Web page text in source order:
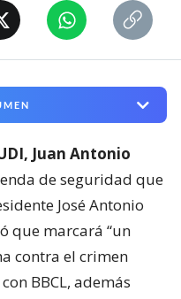
Juan Antonio
de seguridad que
José Antonio
que marcará “un
contra el crimen
BBCL, además